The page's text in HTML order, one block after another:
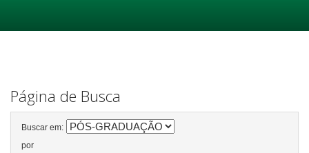
Página de Busca
Buscar em:
por